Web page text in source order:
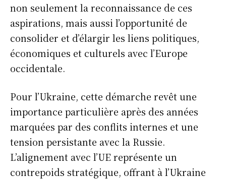
non seulement la reconnaissance de ces
aspirations, mais aussi l’opportunité de
consolider et d’élargir les liens politiques,
économiques et culturels avec l’Europe
occidentale.
Pour l’Ukraine, cette démarche revêt une
importance particulière après des années
marquées par des conflits internes et une
tension persistante avec la Russie.
L’alignement avec l’UE représente un
contrepoids stratégique, offrant à l’Ukraine